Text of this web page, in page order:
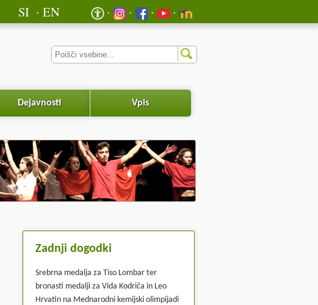
EN
SI
Dejavnosti Vpis
Zadnji dogodki
Srebrna medalja za Tiso Lombar ter
bronasti medalji za Vida Kodriča in Leo
Hrvatin na Mednarodni kemijski olimpijadi